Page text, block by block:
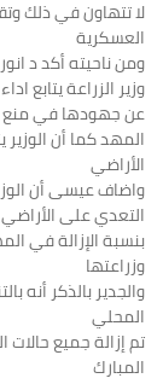
لا تتهاون في ذلك
العسكرية
ومن ناحيته أكد د
وزير الزراعة يتابع
عن جهودها في منع
المهد كما أن
الأراضي
واضاف عيسى أن
التعدي على
بنسبة الإزالة في
وزراعتها
والجدير بالذكر أنه
المحلي
تم إزالة جميع
المبارك